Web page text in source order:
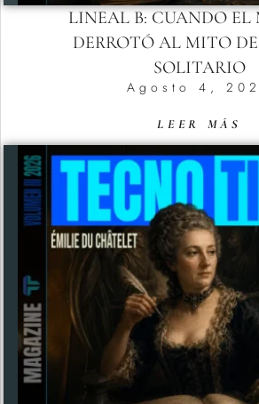
LINEAL B: CUANDO EL
DERROTÓ AL MITO
SOLITARIO
Agosto 4,
LEER MÁS